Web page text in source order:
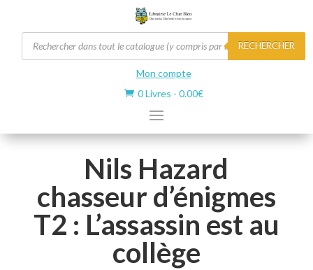
Recherche
de
produits
RECHERCHER
Mon compte
 0 Livres - 0.00€
Nils Hazard
chasseur d’énigmes
T2 : L’assassin est au
collège